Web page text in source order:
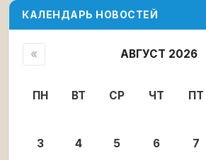
КАЛЕНДАРЬ НОВОСТЕЙ
« АВГУСТ 2026
ПН ВТ СР ЧТ ПТ
3
4 5 6 7